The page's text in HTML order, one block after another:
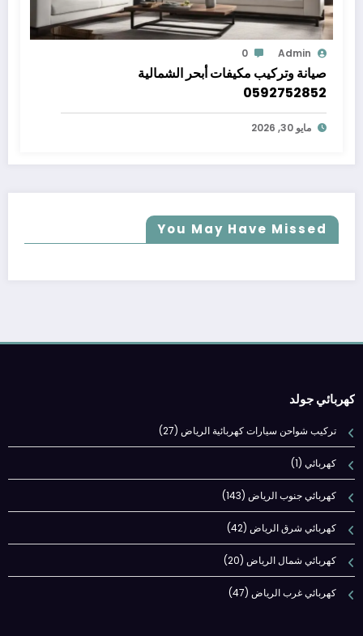
Admin
0
صيانة وتركيب مكيفات أبحر الشمالية
0592752852
مايو 30, 2026
You May Have Missed
كهربائي جولد
تركيب شواحن سيارات كهربائية الرياض (27)
كهربائي (1)
كهربائي جنوب الرياض (143)
كهربائي شرق الرياض (42)
كهربائي شمال الرياض (20)
كهربائي غرب الرياض (47)